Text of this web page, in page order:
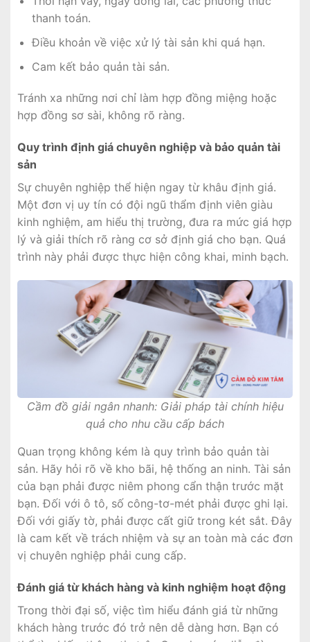
thanh toán.
Điều khoản về việc xử lý tài sản khi quá hạn.
Cam kết bảo quản tài sản.
Tránh xa những nơi chỉ làm hợp đồng miệng hoặc
hợp đồng sơ sài, không rõ ràng.
Quy trình định giá chuyên nghiệp và bảo quản tài
sản
Sự chuyên nghiệp thể hiện ngay từ khâu định giá.
Một đơn vị uy tín có đội ngũ thẩm định viên giàu
kinh nghiệm, am hiểu thị trường, đưa ra mức giá hợp
lý và giải thích rõ ràng cơ sở định giá cho bạn. Quá
trình này phải được thực hiện công khai, minh bạch.
Cầm đồ giải ngân nhanh: Giải pháp tài chính hiệu
quả cho nhu cầu cấp bách
Quan trọng không kém là quy trình bảo quản tài
sản. Hãy hỏi rõ về kho bãi, hệ thống an ninh. Tài sản
của bạn phải được niêm phong cẩn thận trước mặt
bạn. Đối với ô tô, số công-tơ-mét phải được ghi lại.
Đối với giấy tờ, phải được cất giữ trong két sắt. Đây
là cam kết về trách nhiệm và sự an toàn mà các đơn
vị chuyên nghiệp phải cung cấp.
Đánh giá từ khách hàng và kinh nghiệm hoạt động
Trong thời đại số, việc tìm hiểu đánh giá từ những
khách hàng trước đó trở nên dễ dàng hơn. Bạn có